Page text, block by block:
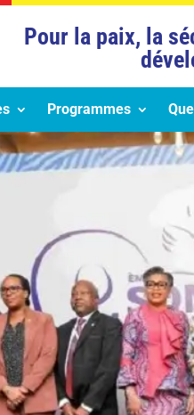
Pour la paix, la
Programmes